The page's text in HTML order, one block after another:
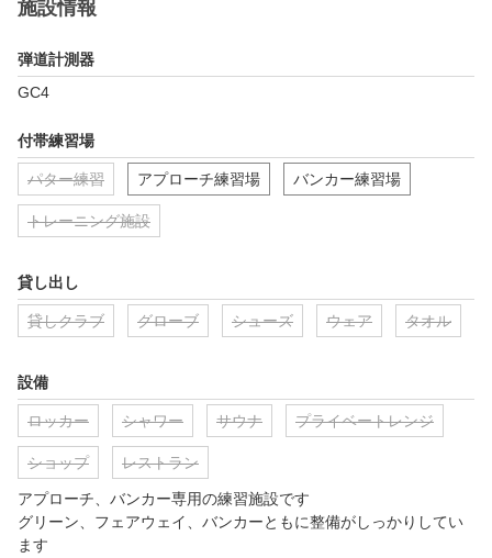
施設情報
弾道計測器
GC4
付帯練習場
パター練習 アプローチ練習場 バンカー練習場
トレーニング施設
貸し出し
貸しクラブ グローブ シューズ ウェア タオル
設備
ロッカー シャワー サウナ プライベートレンジ
ショップ レストラン
アプローチ、バンカー専用の練習施設です
グリーン、フェアウェイ、バンカーともに整備がしっかりしてい
ます